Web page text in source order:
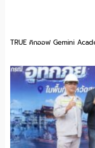
TRUE คิกออฟ Gemini